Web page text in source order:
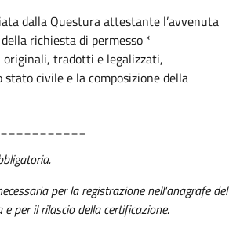
dalla Questura attestante l’avvenuta
richiesta di permesso *
tradotti e legalizzati,
civile e la composizione della
per la registrazione nell'anagrafe del
per il rilascio della certificazione.